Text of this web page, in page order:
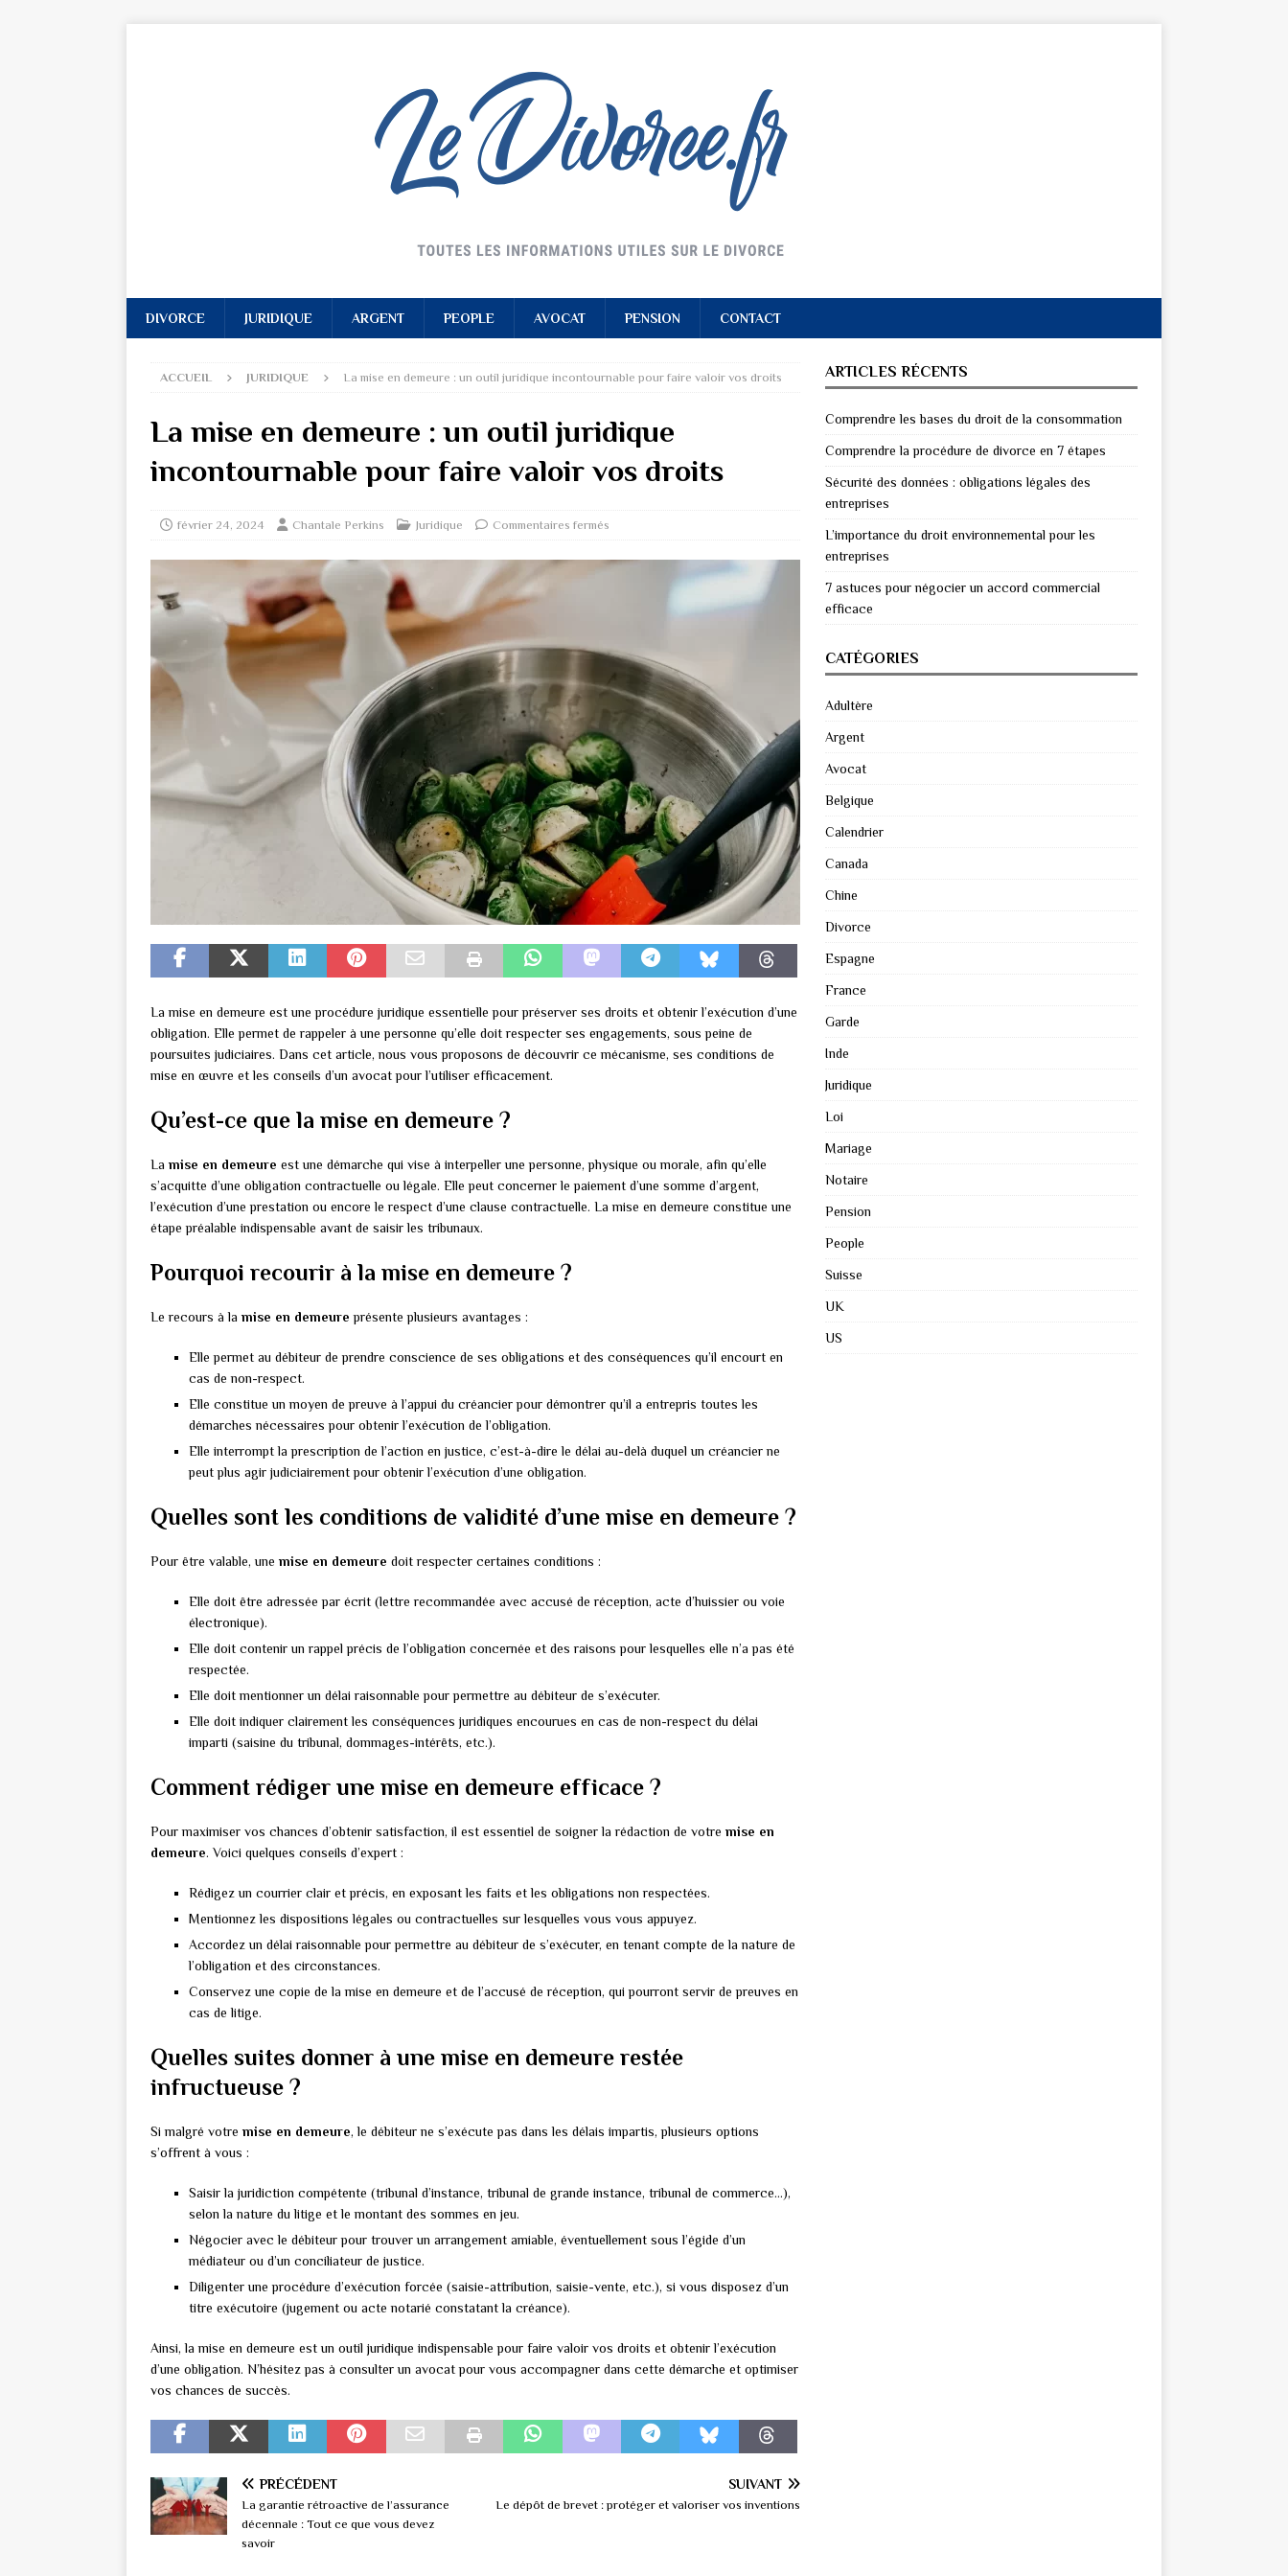
DIVORCE JURIDIQUE ARGENT PEOPLE AVOCAT PENSION CONTACT
ACCUEIL JURIDIQUE La mise en demeure : un outil juridique incontournable pour faire valoir vos droits
La mise en demeure : un outil juridique
incontournable pour faire valoir vos droits
février 24, 2024 Chantale Perkins Juridique Commentaires fermés
La mise en demeure est une procédure juridique essentielle pour préserver ses droits et obtenir l’exécution d’une
obligation. Elle permet de rappeler à une personne qu’elle doit respecter ses engagements, sous peine de
poursuites judiciaires. Dans cet article, nous vous proposons de découvrir ce mécanisme, ses conditions de
mise en œuvre et les conseils d’un avocat pour l’utiliser efficacement.
Qu’est-ce que la mise en demeure ?
La mise en demeure est une démarche qui vise à interpeller une personne, physique ou morale, afin qu’elle
s’acquitte d’une obligation contractuelle ou légale. Elle peut concerner le paiement d’une somme d’argent,
l’exécution d’une prestation ou encore le respect d’une clause contractuelle. La mise en demeure constitue une
étape préalable indispensable avant de saisir les tribunaux.
Pourquoi recourir à la mise en demeure ?
Le recours à la mise en demeure présente plusieurs avantages :
Elle permet au débiteur de prendre conscience de ses obligations et des conséquences qu’il encourt en
cas de non-respect.
Elle constitue un moyen de preuve à l’appui du créancier pour démontrer qu’il a entrepris toutes les
démarches nécessaires pour obtenir l’exécution de l’obligation.
Elle interrompt la prescription de l’action en justice, c’est-à-dire le délai au-delà duquel un créancier ne
peut plus agir judiciairement pour obtenir l’exécution d’une obligation.
Quelles sont les conditions de validité d’une mise en demeure ?
Pour être valable, une mise en demeure doit respecter certaines conditions :
Elle doit être adressée par écrit (lettre recommandée avec accusé de réception, acte d’huissier ou voie
électronique).
Elle doit contenir un rappel précis de l’obligation concernée et des raisons pour lesquelles elle n’a pas été
respectée.
Elle doit mentionner un délai raisonnable pour permettre au débiteur de s’exécuter.
Elle doit indiquer clairement les conséquences juridiques encourues en cas de non-respect du délai
imparti (saisine du tribunal, dommages-intérêts, etc.).
Comment rédiger une mise en demeure efficace ?
Pour maximiser vos chances d’obtenir satisfaction, il est essentiel de soigner la rédaction de votre mise en
demeure. Voici quelques conseils d’expert :
Rédigez un courrier clair et précis, en exposant les faits et les obligations non respectées.
Mentionnez les dispositions légales ou contractuelles sur lesquelles vous vous appuyez.
Accordez un délai raisonnable pour permettre au débiteur de s’exécuter, en tenant compte de la nature de
l’obligation et des circonstances.
Conservez une copie de la mise en demeure et de l’accusé de réception, qui pourront servir de preuves en
cas de litige.
Quelles suites donner à une mise en demeure restée
infructueuse ?
Si malgré votre mise en demeure, le débiteur ne s’exécute pas dans les délais impartis, plusieurs options
s’offrent à vous :
Saisir la juridiction compétente (tribunal d’instance, tribunal de grande instance, tribunal de commerce…),
selon la nature du litige et le montant des sommes en jeu.
Négocier avec le débiteur pour trouver un arrangement amiable, éventuellement sous l’égide d’un
médiateur ou d’un conciliateur de justice.
Diligenter une procédure d’exécution forcée (saisie-attribution, saisie-vente, etc.), si vous disposez d’un
titre exécutoire (jugement ou acte notarié constatant la créance).
Ainsi, la mise en demeure est un outil juridique indispensable pour faire valoir vos droits et obtenir l’exécution
d’une obligation. N’hésitez pas à consulter un avocat pour vous accompagner dans cette démarche et optimiser
vos chances de succès.
PRÉCÉDENT
La garantie rétroactive de l’assurance
décennale : Tout ce que vous devez
savoir
SUIVANT
Le dépôt de brevet : protéger et valoriser vos inventions
ARTICLES RÉCENTS
Comprendre les bases du droit de la consommation
Comprendre la procédure de divorce en 7 étapes
Sécurité des données : obligations légales des
entreprises
L’importance du droit environnemental pour les
entreprises
7 astuces pour négocier un accord commercial
efficace
CATÉGORIES
Adultère
Argent
Avocat
Belgique
Calendrier
Canada
Chine
Divorce
Espagne
France
Garde
Inde
Juridique
Loi
Mariage
Notaire
Pension
People
Suisse
UK
US